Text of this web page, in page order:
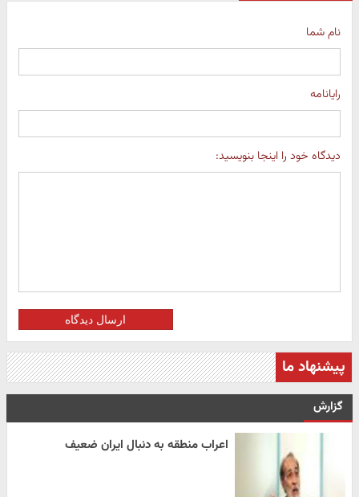
نام شما
رایانامه
دیدگاه خود را اینجا بنویسید:
ارسال دیدگاه
پیشنهاد ما
گزارش
اعراب منطقه به دنبال ایران ضعیف